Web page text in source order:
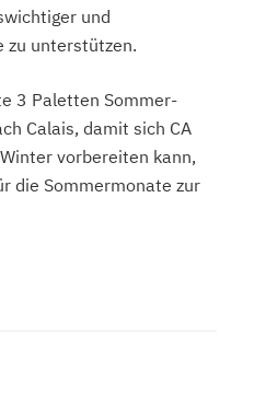
und
zu unterstützen.
3 Paletten Sommer-
Calais, damit sich CA
vorbereiten kann,
die Sommermonate zur